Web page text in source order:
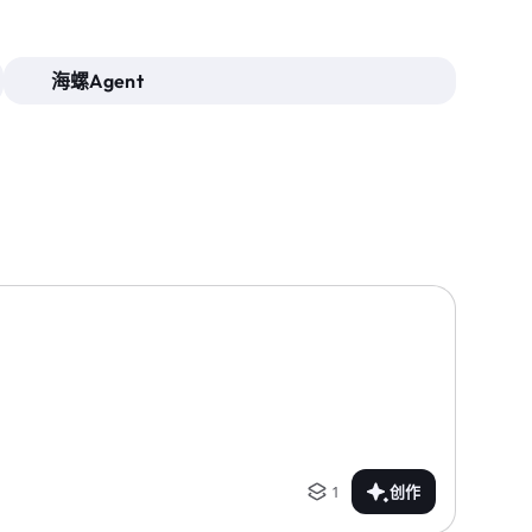
海螺Agent
1 创作